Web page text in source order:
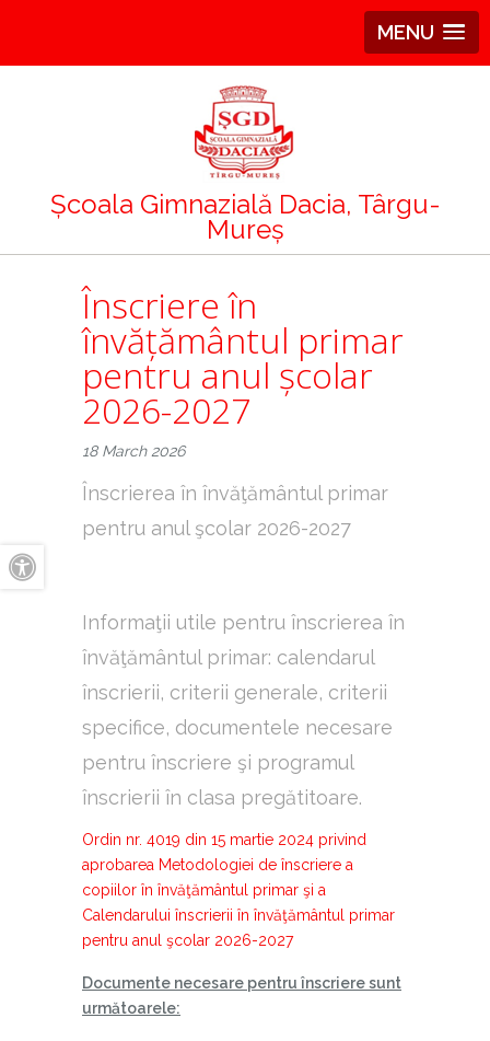
MENU
Școala Gimnazială Dacia, Târgu-
Mureș
A+
Înscriere în
învățământul primar
pentru anul școlar
2026-2027
18 March 2026
Înscrierea în învăţământul primar
pentru anul şcolar 2026-2027
Informaţii utile pentru înscrierea în
învăţământul primar: calendarul
înscrierii, criterii generale, criterii
specifice, documentele necesare
pentru înscriere şi programul
înscrierii în clasa pregătitoare.
Ordin nr. 4019 din 15 martie 2024 privind
aprobarea Metodologiei de înscriere a
copiilor în învăţământul primar şi a
Calendarului înscrierii în învăţământul primar
pentru anul şcolar 2026-2027
Documente necesare pentru înscriere sunt
următoarele: